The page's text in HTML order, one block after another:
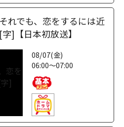
れでも、恋をするには近
]【日本初放送】
08/07(金)
06:00～07:00